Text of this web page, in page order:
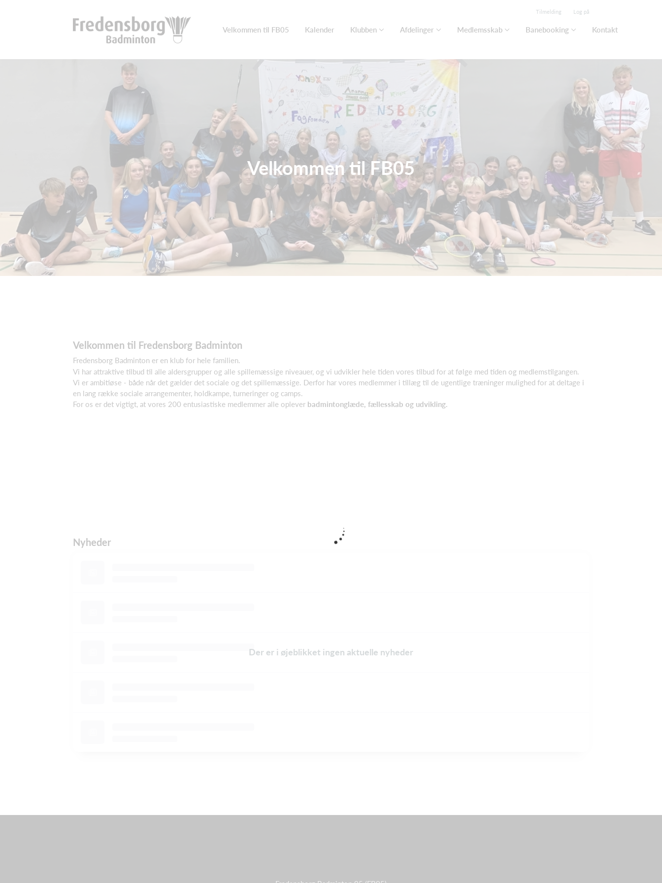
Tilmelding Log på
Velkommen til FB05 Kalender Klubben Afdelinger Medlemsskab Banebooking Kontakt
Velkommen til FB05
Velkommen til Fredensborg Badminton
Fredensborg Badminton er en klub for hele familien.
Vi har attraktive tilbud til alle aldersgrupper og alle spillemæssige niveauer, og vi udvikler hele tiden vores tilbud for at følge med tiden og medlemstilgangen.
Vi er ambitiøse - både når det gælder det sociale og det spillemæssige. Derfor har vores medlemmer i tillæg til de ugentlige træninger mulighed for at deltage i
en lang række sociale arrangementer, holdkampe, turneringer og camps.
For os er det vigtigt, at vores 200 entusiastiske medlemmer alle oplever badmintonglæde, fællesskab og udvikling.
Nyheder
Der er i øjeblikket ingen aktuelle nyheder